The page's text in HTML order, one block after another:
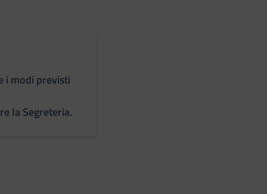
i modi previsti
la Segreteria.